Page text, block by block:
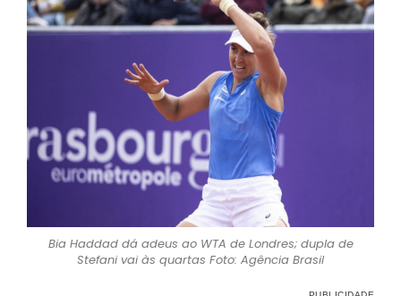
Bia Haddad dá adeus ao WTA de Londres; dupla de
Stefani vai às quartas Foto: Agência Brasil